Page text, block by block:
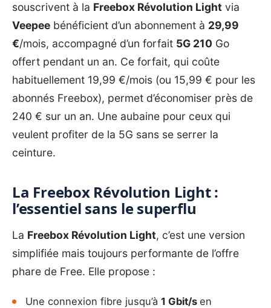
souscrivent à la Freebox Révolution Light via
Veepee bénéficient d’un abonnement à 29,99
€/mois, accompagné d’un forfait 5G 210 Go
offert pendant un an. Ce forfait, qui coûte
habituellement 19,99 €/mois (ou 15,99 € pour les
abonnés Freebox), permet d’économiser près de
240 € sur un an. Une aubaine pour ceux qui
veulent profiter de la 5G sans se serrer la
ceinture.
La Freebox Révolution Light :
l’essentiel sans le superflu
La Freebox Révolution Light, c’est une version
simplifiée mais toujours performante de l’offre
phare de Free. Elle propose :
Une connexion fibre jusqu’à 1 Gbit/s en